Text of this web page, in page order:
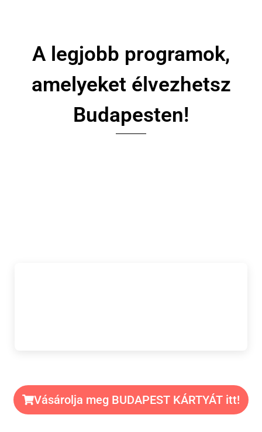
A legjobb programok,
amelyeket élvezhetsz
Budapesten!
Vásárolja meg BUDAPEST KÁRTYÁT itt!